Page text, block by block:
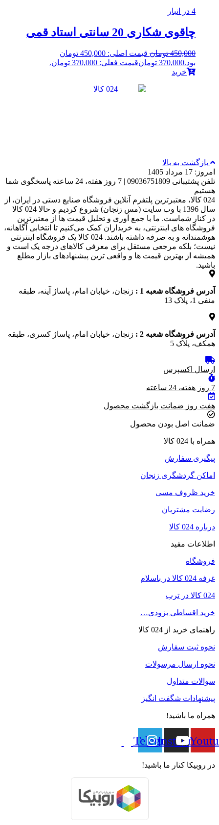
4 در انبار
چاقوی شکاری 20 سانتی استاد قمی
450,000 تومان
قیمت اصلی: 450,000 تومان
بود.370,000 تومانقیمت فعلی: 370,000 تومان.
خرید
بازگشت به بالا
امروز: 17 مرداد 1405
تلفن پشتیبانی 09036751809 | 7 روز هفته، 24 ساعته پاسخگوی شما
هستیم
024 کالا، معتبرترین پلتفرم آنلاین فروشگاه صنایع دستی در ایران، از
سال 1396 با وب سایت (مس زنجان) شروع کردیم و حالا 024 کالا
در کنار شماست. ما با جمع‌ آوری و تحلیل قیمت‌ ها از معتبرترین
فروشگاه‌ های اینترنتی، به خریداران کمک می‌کنیم تا انتخابی آگاهانه،
هوشمندانه و به‌ صرفه داشته باشند. 024 کالا یک فروشگاه اینترنتی
نیست؛ بلکه مرجعی مستقل برای معرفی کالاهای درجه یک است و
همیشه از بهترین قیمت‌ ها و واقعی‌ ترین پیشنهادهای بازار مطلع
باشید.
آدرس فروشگاه شعبه 1 :
زنجان، خیابان امام، پاساژ آینه، طبقه
منفی 1، پلاک 13
آدرس فروشگاه شعبه 2 :
زنجان، خیابان امام، پاساژ کسری، طبقه
همکف، پلاک 5
ارسال اکسپرس
7 روز هفته، 24 ساعته
هفت روز ضمانت بازگشت محصول
ضمانت اصل بودن محصول
همراه با 024 کالا
پیگیری سفارش
اماکن گردشگری زنجان
خرید ظروف مسی
رضایت مشتریان
درباره 024 کالا
اطلاعات مفید
فروشگاه
غرفه 024 کالا در باسلام
024 کالا در ترب
خرید اقساطی بزودی…
راهنمای خرید از 024 کالا
نحوه ثبت سفارش
نحوه ارسال مرسولات
سوالات متداول
پیشنهادات شگفت انگیز
همراه ما باشید!
Instagram
Telegram
در روبیکا کنار ما باشید!